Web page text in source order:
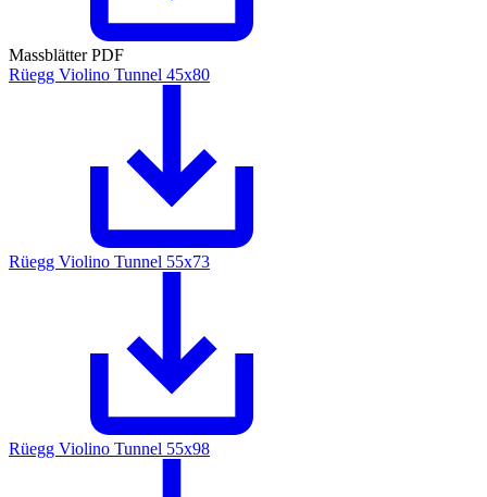
Massblätter PDF
Rüegg Violino Tunnel 45x80
Rüegg Violino Tunnel 55x73
Rüegg Violino Tunnel 55x98